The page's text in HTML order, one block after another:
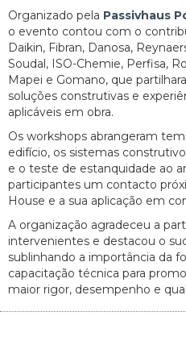
Organizado pela Passivhaus
o evento contou com o
Daikin, Fibran, Danosa,
Soudal, ISO-Chemie, Perfisa,
Mapei e Gomano, que
soluções construtivas e
aplicáveis em obra.
Os workshops abrangeram
edifício, os sistemas
e o teste de estanquidade ao
participantes um contacto
House e a sua aplicação em
A organização agradeceu a
intervenientes e destacou o
sublinhando a importância da
capacitação técnica para
maior rigor, desempenho e